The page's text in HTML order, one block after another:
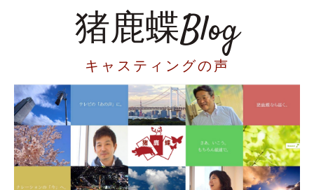
猪鹿蝶Blog
キャスティングの声